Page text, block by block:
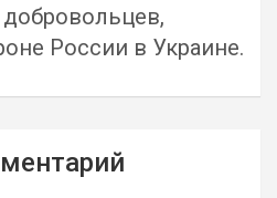
России в Украине.